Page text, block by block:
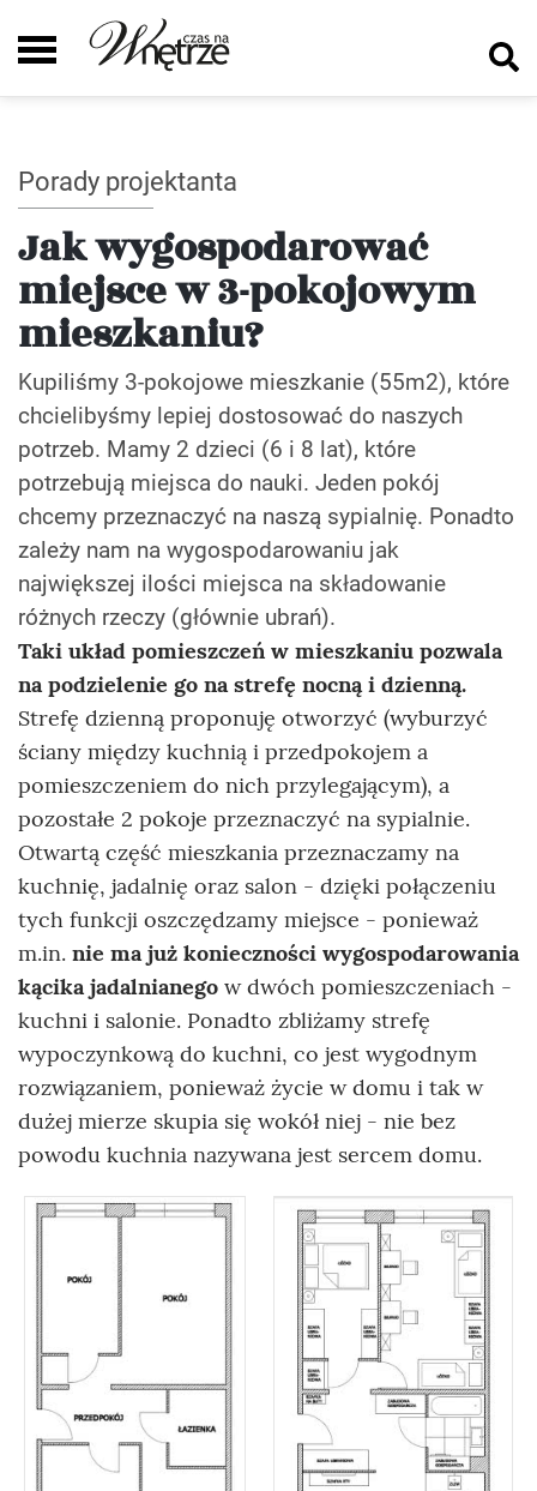
Porady projektanta
Jak wygospodarować
miejsce w 3-pokojowym
mieszkaniu?
Kupiliśmy 3-pokojowe mieszkanie (55m2), które
chcielibyśmy lepiej dostosować do naszych
potrzeb. Mamy 2 dzieci (6 i 8 lat), które
potrzebują miejsca do nauki. Jeden pokój
chcemy przeznaczyć na naszą sypialnię. Ponadto
zależy nam na wygospodarowaniu jak
największej ilości miejsca na składowanie
różnych rzeczy (głównie ubrań).
Taki układ pomieszczeń w mieszkaniu pozwala
na podzielenie go na strefę nocną i dzienną.
Strefę dzienną proponuję otworzyć (wyburzyć
ściany między kuchnią i przedpokojem a
pomieszczeniem do nich przylegającym), a
pozostałe 2 pokoje przeznaczyć na sypialnie.
Otwartą część mieszkania przeznaczamy na
kuchnię, jadalnię oraz salon - dzięki połączeniu
tych funkcji oszczędzamy miejsce - ponieważ
m.in. nie ma już konieczności wygospodarowania
kącika jadalnianego w dwóch pomieszczeniach -
kuchni i salonie. Ponadto zbliżamy strefę
wypoczynkową do kuchni, co jest wygodnym
rozwiązaniem, ponieważ życie w domu i tak w
dużej mierze skupia się wokół niej - nie bez
powodu kuchnia nazywana jest sercem domu.